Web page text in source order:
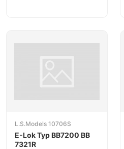
L.S.Models 10706S
E-Lok Typ BB7200 BB
7321R